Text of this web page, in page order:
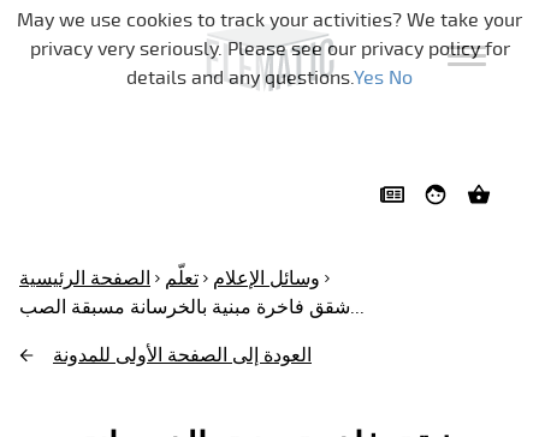
تخطي التنقل
الصفحة الرئيسية تعلّم
وسائل الإعلام
شقق فاخرة مبنية بالخرسانة مسبقة الصب...
العودة إلى الصفحة الأولى للمدونة
May we use cookies to track your activities? We take your
privacy very seriously. Please see our privacy policy for
details and any questions.Yes No